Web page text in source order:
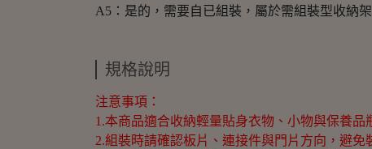
A5：是的，需要自已組裝，屬於需組裝型收納
規格說明
注意事項：
1.本商品適合收納輕量貼身衣物、小物與保養品
2.組裝時請確認板片、連接件與門片方向，避免